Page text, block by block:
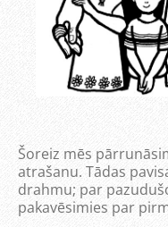
Šoreiz mēs
atrašanu. Tādas
drahmu; par
pakavēsimies par